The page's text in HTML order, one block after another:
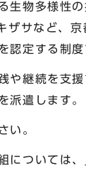
生物多様性
ザサなど、
認定する制度
や継続を支
派遣します。
い。
については、